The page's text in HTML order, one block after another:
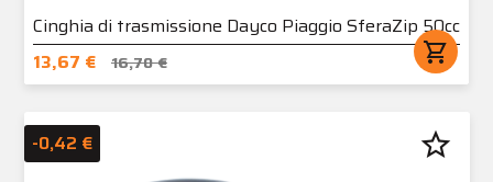
Cinghia di trasmissione Dayco Piaggio SferaZip 50cc
13,67 €
16,70 € shopping_cart
-0,42 € star_border